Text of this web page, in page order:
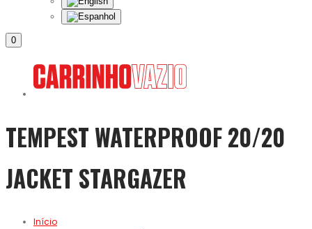
0
TEMPEST WATERPROOF 20/20
JACKET STARGAZER
Início